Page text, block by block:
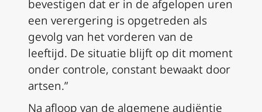
bevestigen dat er in de afgelopen uren
een verergering is opgetreden als
gevolg van het vorderen van de
leeftijd. De situatie blijft op dit moment
onder controle, constant bewaakt door
artsen.”
Na afloop van de algemene audiëntie